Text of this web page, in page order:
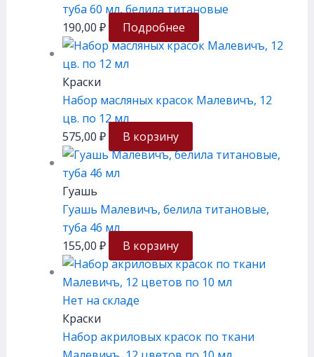
туба 60 мл, белила титановые
190,00 ₽ Подробнее
Краски
Набор масляных красок Малевичъ, 12
цв. по 12 мл
575,00 ₽ В корзину
Гуашь
Гуашь Малевичъ, белила титановые,
туба 46 мл
155,00 ₽ В корзину
Нет на складе
Краски
Набор акриловых красок по ткани